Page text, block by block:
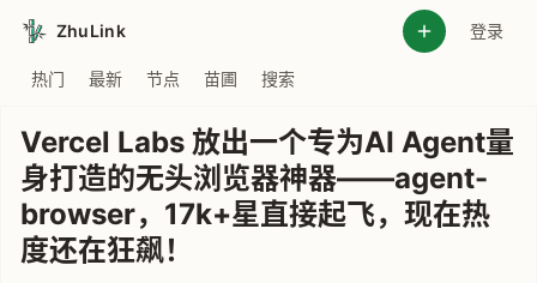
ZhuLink 登录
热门 最新 节点 苗圃 搜索
Vercel Labs 放出一个专为AI Agent量
身打造的无头浏览器神器——agent-
browser，17k+星直接起飞，现在热
度还在狂飙！